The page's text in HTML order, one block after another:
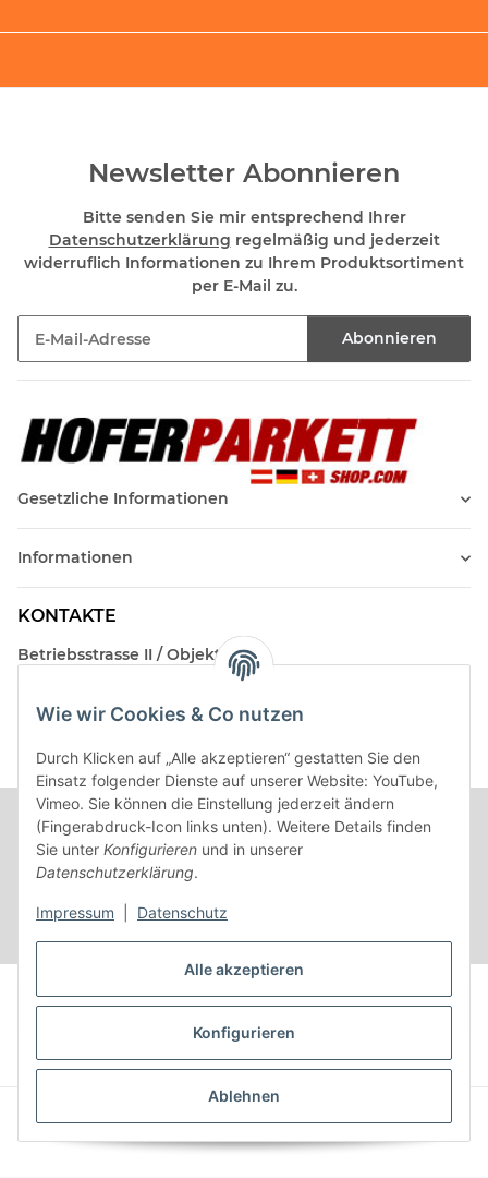
Alle akzeptieren
Konfigurieren
Ablehnen
Wie wir Cookies & Co nutzen
Durch Klicken auf „Alle akzeptieren“ gestatten Sie den
Einsatz folgender Dienste auf unserer Website: YouTube,
Vimeo. Sie können die Einstellung jederzeit ändern
(Fingerabdruck-Icon links unten). Weitere Details finden
Sie unter Konfigurieren und in unserer
Datenschutzerklärung.
Impressum Datenschutz
Newsletter Abonnieren
Bitte senden Sie mir entsprechend Ihrer
Datenschutzerklärung regelmäßig und jederzeit
widerruflich Informationen zu Ihrem Produktsortiment
per E-Mail zu.
Abonnieren
Gesetzliche Informationen
Informationen
KONTAKTE
Betriebsstrasse II / Objekt 17
Kontakt
Vertrag widerrufen
* Alle Preise inkl. gesetzlicher USt.